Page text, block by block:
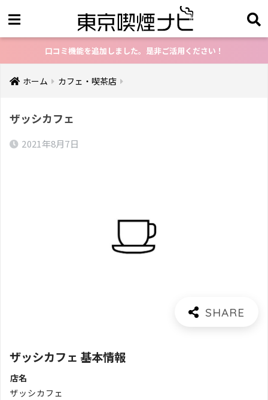
口コミ機能を追加しました。是非ご活用ください！
ホーム カフェ・喫茶店
ザッシカフェ
2021年8月7日
ザッシカフェ 基本情報
店名
ザッシカフェ